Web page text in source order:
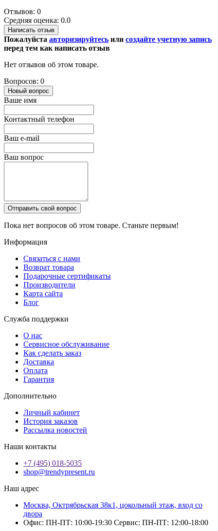
Отзывов: 0
Средняя оценка: 0.0
Написать отзыв
Пожалуйста авторизируйтесь или создайте учетную запись
перед тем как написать отзыв
Нет отзывов об этом товаре.
Вопросов: 0
Новый вопрос
Ваше имя
Контактный телефон
Ваш e-mail
Ваш вопрос
Отправить свой вопрос
Пока нет вопросов об этом товаре. Станьте первым!
Информация
Связаться с нами
Возврат товара
Подарочные сертификаты
Производители
Карта сайта
Блог
Служба поддержки
О нас
Сервисное обслуживание
Как сделать заказ
Доставка
Оплата
Гарантия
Дополнительно
Личный кабинет
История заказов
Рассылка новостей
Наши контакты
+7 (495) 018-5035
shop@trendypresent.ru
Наш адрес
Москва, Октрябрьская 38к1, цокольный этаж, вход со
двора
Офис: ПН-ПТ: 10:00-19:30 Сервис: ПН-ПТ: 12:00-18:00